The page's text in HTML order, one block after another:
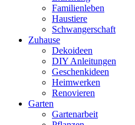
Familienleben
Haustiere
Schwangerschaft
Zuhause
Dekoideen
DIY Anleitungen
Geschenkideen
Heimwerken
Renovieren
Garten
Gartenarbeit